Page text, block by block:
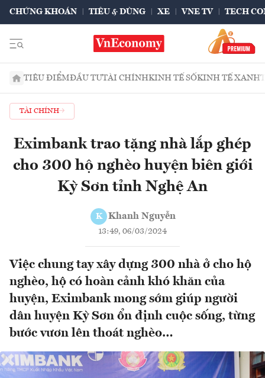
CHỨNG KHOÁN TIÊU & DÙNG XE VNE TV TECH
TIÊU ĐIỂMĐẦU TƯTÀI CHÍNHKINH TẾ SỐKINH TẾ XANH
TÀI CHÍNH
Eximbank trao tặng nhà lắp ghép
cho 300 hộ nghèo huyện biên giới
Kỳ Sơn tỉnh Nghệ An
K Khanh Nguyễn
13:49, 06/03/2024
Việc chung tay xây dựng 300 nhà ở cho hộ
nghèo, hộ có hoàn cảnh khó khăn của
huyện, Eximbank mong sớm giúp người
dân huyện Kỳ Sơn ổn định cuộc sống, từng
bước vươn lên thoát nghèo…